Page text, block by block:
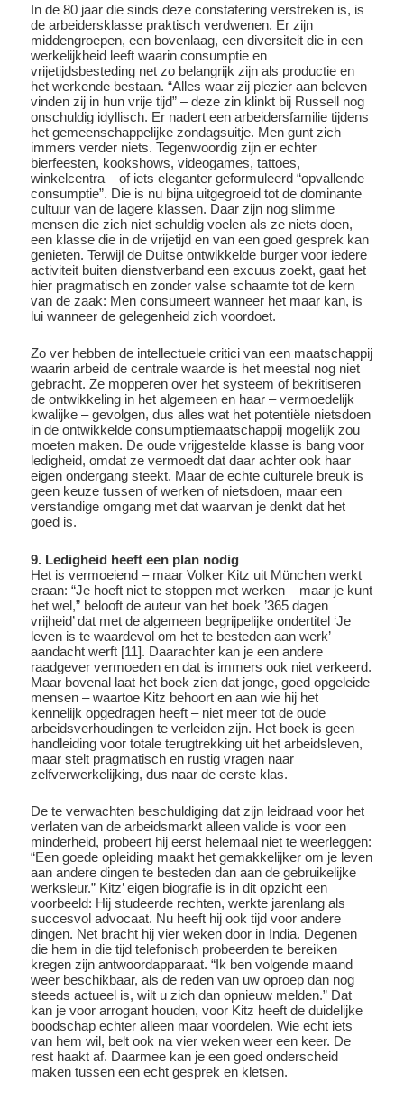
In de 80 jaar die sinds deze constatering verstreken is, is
de arbeidersklasse praktisch verdwenen. Er zijn
middengroepen, een bovenlaag, een diversiteit die in een
werkelijkheid leeft waarin consumptie en
vrijetijdsbesteding net zo belangrijk zijn als productie en
het werkende bestaan. “Alles waar zij plezier aan beleven
vinden zij in hun vrije tijd” – deze zin klinkt bij Russell nog
onschuldig idyllisch. Er nadert een arbeidersfamilie tijdens
het gemeenschappelijke zondagsuitje. Men gunt zich
immers verder niets. Tegenwoordig zijn er echter
bierfeesten, kookshows, videogames, tattoes,
winkelcentra – of iets eleganter geformuleerd “opvallende
consumptie”. Die is nu bijna uitgegroeid tot de dominante
cultuur van de lagere klassen. Daar zijn nog slimme
mensen die zich niet schuldig voelen als ze niets doen,
een klasse die in de vrijetijd en van een goed gesprek kan
genieten. Terwijl de Duitse ontwikkelde burger voor iedere
activiteit buiten dienstverband een excuus zoekt, gaat het
hier pragmatisch en zonder valse schaamte tot de kern
van de zaak: Men consumeert wanneer het maar kan, is
lui wanneer de gelegenheid zich voordoet.
Zo ver hebben de intellectuele critici van een maatschappij
waarin arbeid de centrale waarde is het meestal nog niet
gebracht. Ze mopperen over het systeem of bekritiseren
de ontwikkeling in het algemeen en haar – vermoedelijk
kwalijke – gevolgen, dus alles wat het potentiële nietsdoen
in de ontwikkelde consumptiemaatschappij mogelijk zou
moeten maken. De oude vrijgestelde klasse is bang voor
ledigheid, omdat ze vermoedt dat daar achter ook haar
eigen ondergang steekt. Maar de echte culturele breuk is
geen keuze tussen of werken of nietsdoen, maar een
verstandige omgang met dat waarvan je denkt dat het
goed is.
9. Ledigheid heeft een plan nodig
Het is vermoeiend – maar Volker Kitz uit München werkt
eraan: “Je hoeft niet te stoppen met werken – maar je kunt
het wel,” belooft de auteur van het boek ’365 dagen
vrijheid’ dat met de algemeen begrijpelijke ondertitel ‘Je
leven is te waardevol om het te besteden aan werk’
aandacht werft [11]. Daarachter kan je een andere
raadgever vermoeden en dat is immers ook niet verkeerd.
Maar bovenal laat het boek zien dat jonge, goed opgeleide
mensen – waartoe Kitz behoort en aan wie hij het
kennelijk opgedragen heeft – niet meer tot de oude
arbeidsverhoudingen te verleiden zijn. Het boek is geen
handleiding voor totale terugtrekking uit het arbeidsleven,
maar stelt pragmatisch en rustig vragen naar
zelfverwerkelijking, dus naar de eerste klas.
De te verwachten beschuldiging dat zijn leidraad voor het
verlaten van de arbeidsmarkt alleen valide is voor een
minderheid, probeert hij eerst helemaal niet te weerleggen:
“Een goede opleiding maakt het gemakkelijker om je leven
aan andere dingen te besteden dan aan de gebruikelijke
werksleur.” Kitz’ eigen biografie is in dit opzicht een
voorbeeld: Hij studeerde rechten, werkte jarenlang als
succesvol advocaat. Nu heeft hij ook tijd voor andere
dingen. Net bracht hij vier weken door in India. Degenen
die hem in die tijd telefonisch probeerden te bereiken
kregen zijn antwoordapparaat. “Ik ben volgende maand
weer beschikbaar, als de reden van uw oproep dan nog
steeds actueel is, wilt u zich dan opnieuw melden.” Dat
kan je voor arrogant houden, voor Kitz heeft de duidelijke
boodschap echter alleen maar voordelen. Wie echt iets
van hem wil, belt ook na vier weken weer een keer. De
rest haakt af. Daarmee kan je een goed onderscheid
maken tussen een echt gesprek en kletsen.